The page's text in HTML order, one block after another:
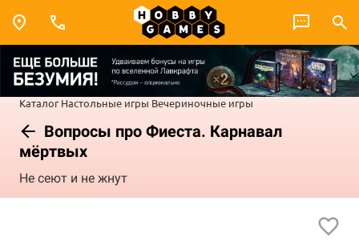
Каталог Настольные игры Вечериночные игры
Вопросы про Фиеста. Карнавал
мёртвых
Не сеют и не жнут